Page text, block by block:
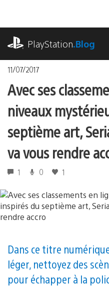
contenu
PlayStation.Blog
11/07/2017
Avec ses
niveaux
septième art,
va vous rendre
1 0 1
Dans ce titre
léger, nettoyez des
pour échapper à la